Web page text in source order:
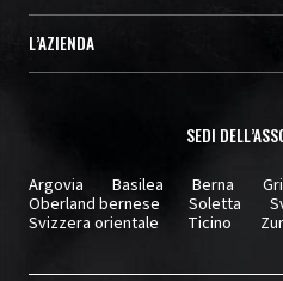
L’AZIENDA
SEDI
Argovia Basilea Berna
Oberland bernese Soletta
Svizzera orientale Ticino